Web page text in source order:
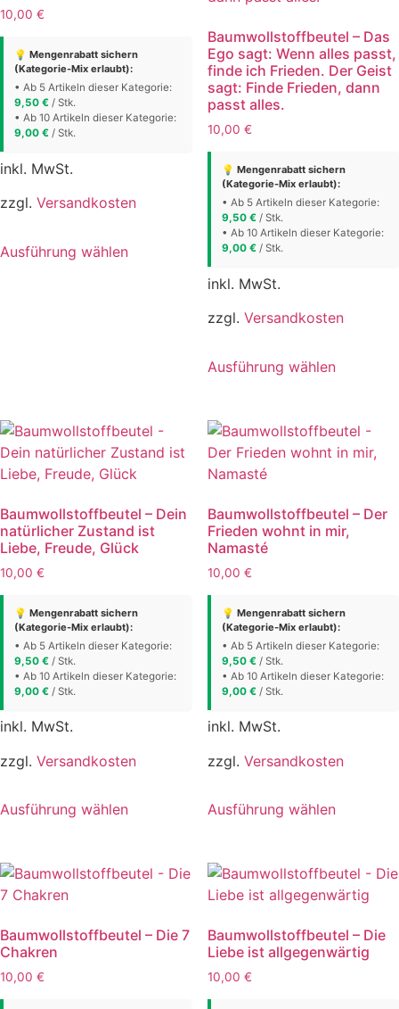
10,00 €
💡 Mengenrabatt sichern
(Kategorie-Mix erlaubt):
• Ab 5 Artikeln dieser Kategorie:
9,50 € / Stk.
• Ab 10 Artikeln dieser Kategorie:
9,00 € / Stk.
inkl. MwSt.
zzgl. Versandkosten
Ausführung wählenProdukt
auf
der
Produktseite
werden
Baumwollstoffbeutel – Das
Ego sagt: Wenn alles passt,
finde ich Frieden. Der Geist
sagt: Finde Frieden, dann
passt alles.
10,00 €
💡 Mengenrabatt sichern
(Kategorie-Mix erlaubt):
• Ab 5 Artikeln dieser Kategorie:
9,50 €/ Stk.
• Ab 10 Artikeln dieser Kategorie:
9,00 €/ Stk.
inkl. MwSt.
zzgl. Versandkosten
Ausführung wählenProdukt
Varianten
auf.
können
auf
gewählt
werden
Baumwollstoffbeutel – Dein
natürlicher Zustand ist
Liebe, Freude, Glück
10,00 €
💡 Mengenrabatt sichern
(Kategorie-Mix erlaubt):
• Ab 5 Artikeln dieser Kategorie:
9,50 € / Stk.
• Ab 10 Artikeln dieser Kategorie:
9,00 € / Stk.
inkl. MwSt.
zzgl. Versandkosten
Ausführung wählenProdukt
Varianten
Optionen
Baumwollstoffbeutel – Der
Frieden wohnt in mir,
Namasté
10,00 €
💡 Mengenrabatt sichern
(Kategorie-Mix erlaubt):
• Ab 5 Artikeln dieser Kategorie:
9,50 €/ Stk.
• Ab 10 Artikeln dieser Kategorie:
9,00 €/ Stk.
inkl. MwSt.
zzgl. Versandkosten
Ausführung wählenProdukt
Varianten
auf.
Optionen
können
Baumwollstoffbeutel – Die 7
Chakren
10,00 €
Baumwollstoffbeutel – Die
Liebe ist allgegenwärtig
10,00 €